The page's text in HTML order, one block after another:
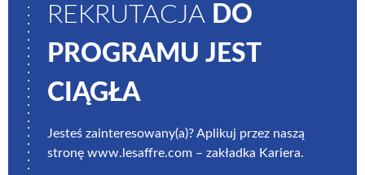
REKRUTACJA DO
PROGRAMU JEST
CIĄGŁA
Jesteś zainteresowany(a)? Aplikuj przez naszą
stronę www.lesaffre.com – zakładka Kariera.